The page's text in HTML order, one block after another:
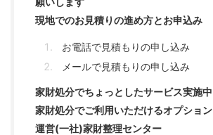
現地でのお見積りの進め方とお申込み
お電話で見積もりの申し込み
メールで見積もりの申し込み
家財処分でちょっとしたサービス実施中
家財処分でご利用いただけるオプション
運営(一社)家財整理センター